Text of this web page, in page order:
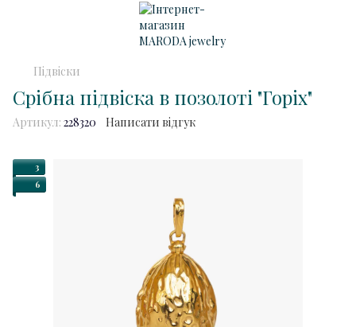
Підвіски
Срібна підвіска в позолоті "Горіх"
Артикул: 228320 Написати відгук
3
6